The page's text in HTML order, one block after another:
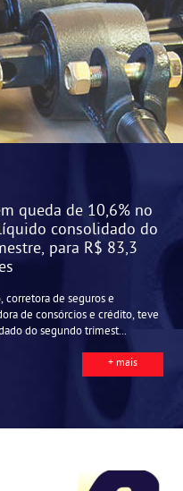
queda de 10,6% no
consolidado do
para R$ 83,3
corretora de seguros e
de consórcios e crédito, teve
do segundo trimest...
+ mais